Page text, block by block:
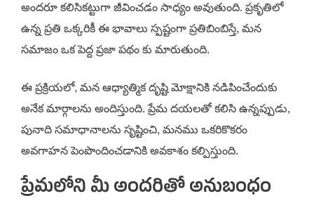
అందరూ కలిసికట్టుగా జీవించడం సాధ్యం అవుతుంది. ప్రకృతిలో
ఉన్న ప్రతి ఒక్కరికీ ఈ భావాలు స్పష్టంగా ప్రతిబింబిస్తే, మన
సమాజం ఒక పెద్ద ప్రజా పథం కు మారుతుంది.
ఈ ప్రక్రియలో, మన ఆధ్యాత్మిక దృష్టి మోక్షానికి నడిపించేందుకు
అనేక మార్గాలను అందిస్తుంది. ప్రేమ దయలతో కలిసి ఉన్నప్పుడు,
పునాది సమాధానాలను సృష్టించి, మనము ఒకరికొకరం
అవగాహన పెంపొందించడానికి అవకాశం కల్పిస్తుంది.
ప్రేమలోని మీ అందరితో అనుబంధం